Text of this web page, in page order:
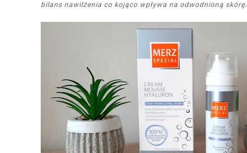
bilans nawilżenia co kojąco wpływa na odwodnioną skórę.